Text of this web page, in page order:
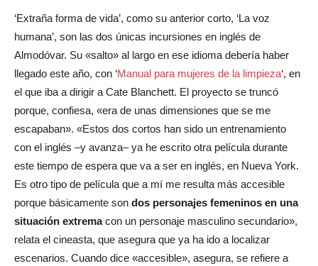
‘Extraña forma de vida’, como su anterior corto, ‘La voz
humana’, son las dos únicas incursiones en inglés de
Almodóvar. Su «salto» al largo en ese idioma debería haber
llegado este año, con ‘Manual para mujeres de la limpieza‘, en
el que iba a dirigir a Cate Blanchett. El proyecto se truncó
porque, confiesa, «era de unas dimensiones que se me
escapaban». «Estos dos cortos han sido un entrenamiento
con el inglés –y avanza– ya he escrito otra película durante
este tiempo de espera que va a ser en inglés, en Nueva York.
Es otro tipo de película que a mí me resulta más accesible
porque básicamente son dos personajes femeninos en una
situación extremacon un personaje masculino secundario»,
relata el cineasta, que asegura que ya ha ido a localizar
escenarios. Cuando dice «accesible», asegura, se refiere a